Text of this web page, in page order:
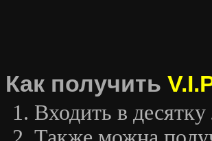
Как получить
1. Входить в